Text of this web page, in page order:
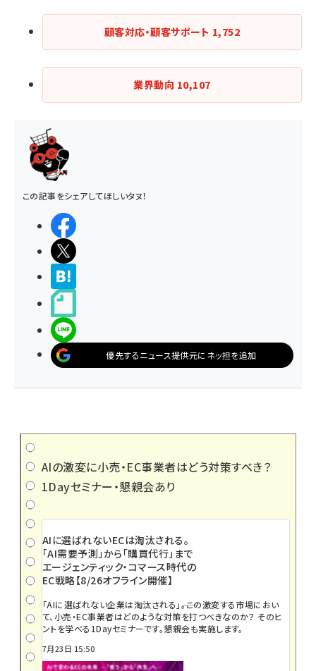
顧客対応・顧客サポート 1,752
業界動向 10,107
この記事をシェアしてほしいタヌ！
優先するニュース提供元にネッ担を追加
AIの激変に小売・EC事業者はどう対策すべき？
1Dayセミナー・懇親会あり
AIに選ばれないECは淘汰される。
「AI需要予測」から「購買代行」まで
エージェンティック・コマース時代の
EC戦略【8/26オフライン開催】
「AIに選ばれない企業は淘汰される」――。この激変する市場におい
て、小売・EC事業者はどのような対策を打つべきなのか？ そのヒ
ントを学べる1Dayセミナーです。懇親会も実施します。
7月23日 15:50